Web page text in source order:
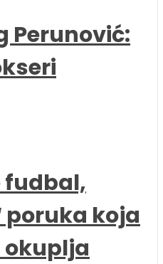
Perunović:
fudbal,
poruka koja
okuplja